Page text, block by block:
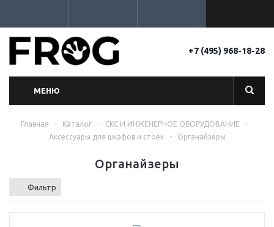
+7 (495) 968-18-28
МЕНЮ
Главная - Каталог - СКС И ИНЖЕНЕРНОЕ ОБОРУДОВАНИЕ
-
Аксессуары для шкафов и стоек
- Органайзеры
Органайзеры
Фильтр